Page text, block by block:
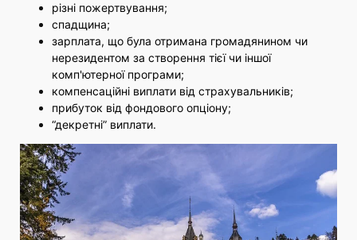
різні пожертвування;
спадщина;
зарплата, що була отримана громадянином чи
нерезидентом за створення тієї чи іншої
комп'ютерної програми;
компенсаційні виплати від страхувальників;
прибуток від фондового опціону;
“декретні” виплати.